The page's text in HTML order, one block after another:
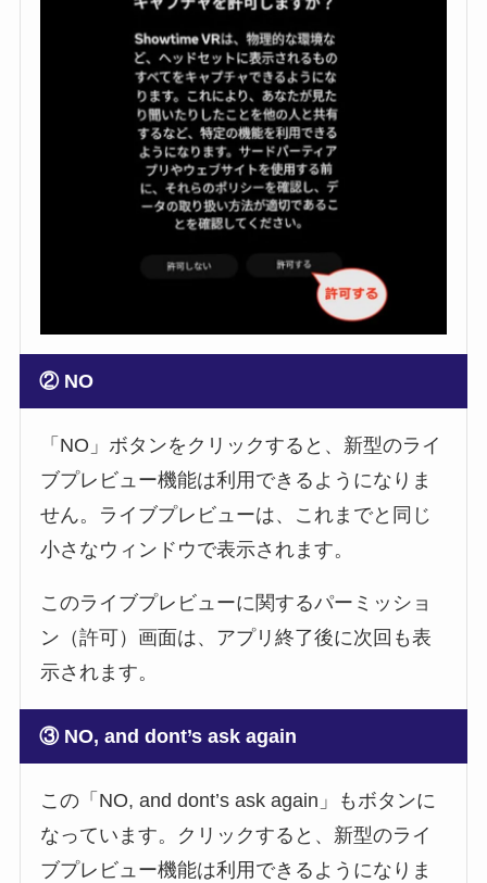
② NO
「NO」ボタンをクリックすると、新型のライ
ブプレビュー機能は利用できるようになりま
せん。ライブプレビューは、これまでと同じ
小さなウィンドウで表示されます。
このライブプレビューに関するパーミッショ
ン（許可）画面は、アプリ終了後に次回も表
示されます。
③ NO, and dont’s ask again
この「NO, and dont’s ask again」もボタンに
なっています。クリックすると、新型のライ
ブプレビュー機能は利用できるようになりま